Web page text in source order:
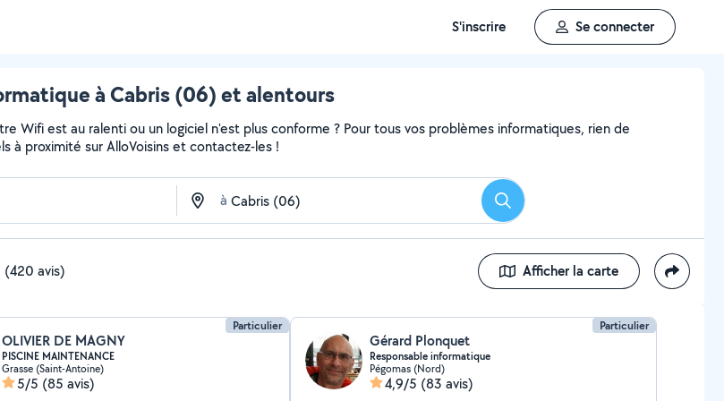
S'inscrire Se connecter
à Cabris (06) et alentours
Wifi est au ralenti ou un logiciel n'est plus conforme ? Pour tous vos problèmes informatiques, rien de
à proximité sur AlloVoisins et contactez-les !
à Rechercher
(420 avis) Afficher la carte
Particulier
OLIVIER DE MAGNY
PISCINE MAINTENANCE
Grasse (Saint-Antoine)
5/5 (85 avis)
Particulier
Gérard Plonquet
Responsable informatique
Pégomas (Nord)
4,9/5 (83 avis)